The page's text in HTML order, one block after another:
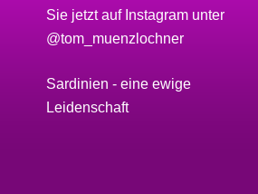
Sie jetzt auf Instagram unter
@tom_muenzlochner
Sardinien - eine ewige
Leidenschaft